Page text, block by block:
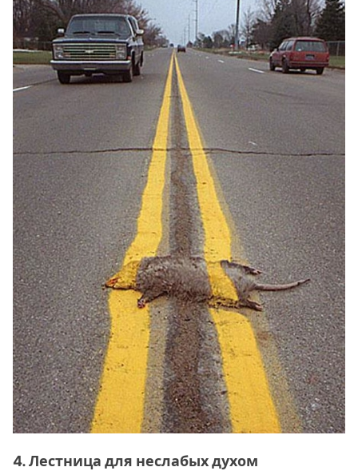
4. Лестница для неслабых духом